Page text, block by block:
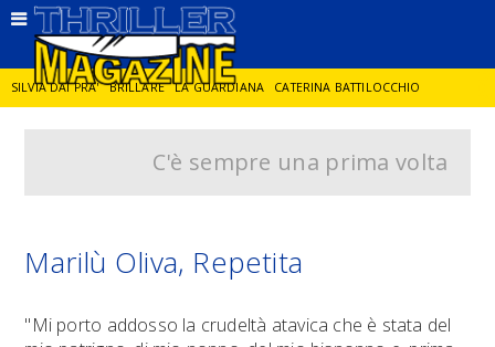
SILVIA DAI PRA' BRILLARE LA GUARDIANA CATERINA BATTILOCCHIO
DELITTO IN CORNICE GIANCARLO DE CATALDO
C'è sempre una prima volta
Marilù Oliva, Repetita
"Mi porto addosso la crudeltà atavica che è stata del